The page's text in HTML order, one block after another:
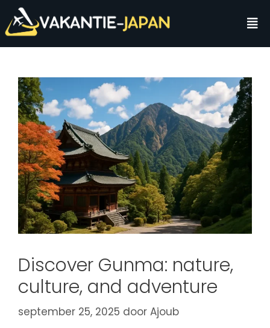
Discover Gunma: nature,
culture, and adventure
september 25, 2025 door Ajoub